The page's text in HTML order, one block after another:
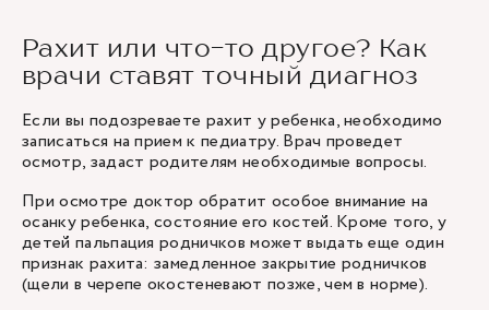
Рахит или что-то другое? Как
врачи ставят точный диагноз
Если вы подозреваете рахит у ребенка, необходимо
записаться на прием к педиатру. Врач проведет
осмотр, задаст родителям необходимые вопросы.
При осмотре доктор обратит особое внимание на
осанку ребенка, состояние его костей. Кроме того, у
детей пальпация родничков может выдать еще один
признак рахита: замедленное закрытие родничков
(щели в черепе окостеневают позже, чем в норме).